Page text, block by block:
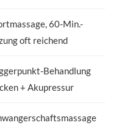
60-Min.-
oft reichend
Behandlung
+ Akupressur